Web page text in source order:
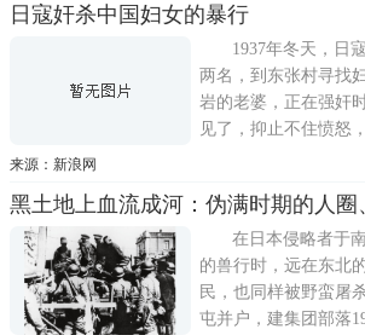
刀刺入这个人肚子，
于穿着衣服，鲜血闷
人
日寇奸杀中国妇女的暴行
1937年冬天，日
两名，到东张村寻找
岩的老婆，正在强奸
见了，抑止不住愤怒
打死。事后日寇知悉
人在龙华镇扫荡，从
女，关在一个屋子里
意轮奸。偏城姚门口
来源：新浪网
黑土地上血流成河：伪满时期的人
在日本侵略者于
的兽行时，远在东北
民，也同样被野蛮屠
屯并户，建集团部落